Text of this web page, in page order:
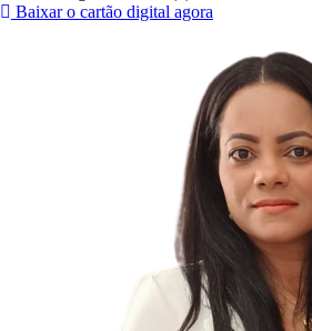
Baixar o cartão digital agora